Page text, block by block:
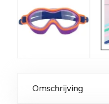
Omschrijving